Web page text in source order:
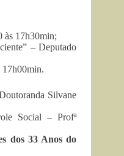
às 17h30min;
– Deputado
17h00min.
Silvane
Social – Profª
dos 33 Anos do